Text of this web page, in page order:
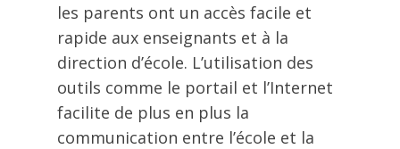
les parents ont un accès facile et
rapide aux enseignants et à la
direction d’école. L’utilisation des
outils comme le portail et l’Internet
facilite de plus en plus la
communication entre l’école et la